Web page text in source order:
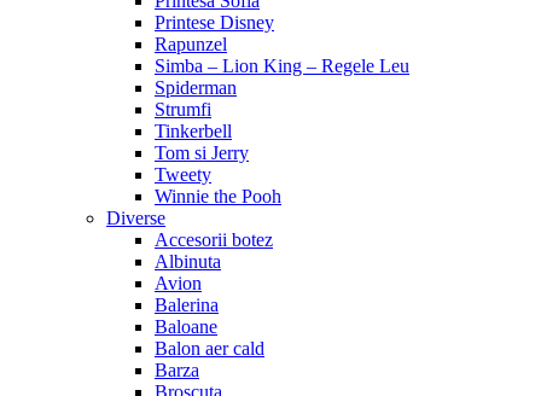
Printese Disney
Rapunzel
Simba – Lion King – Regele Leu
Spiderman
Strumfi
Tinkerbell
Tom si Jerry
Tweety
Winnie the Pooh
Diverse
Accesorii botez
Albinuta
Avion
Balerina
Baloane
Balon aer cald
Barza
Broscuta